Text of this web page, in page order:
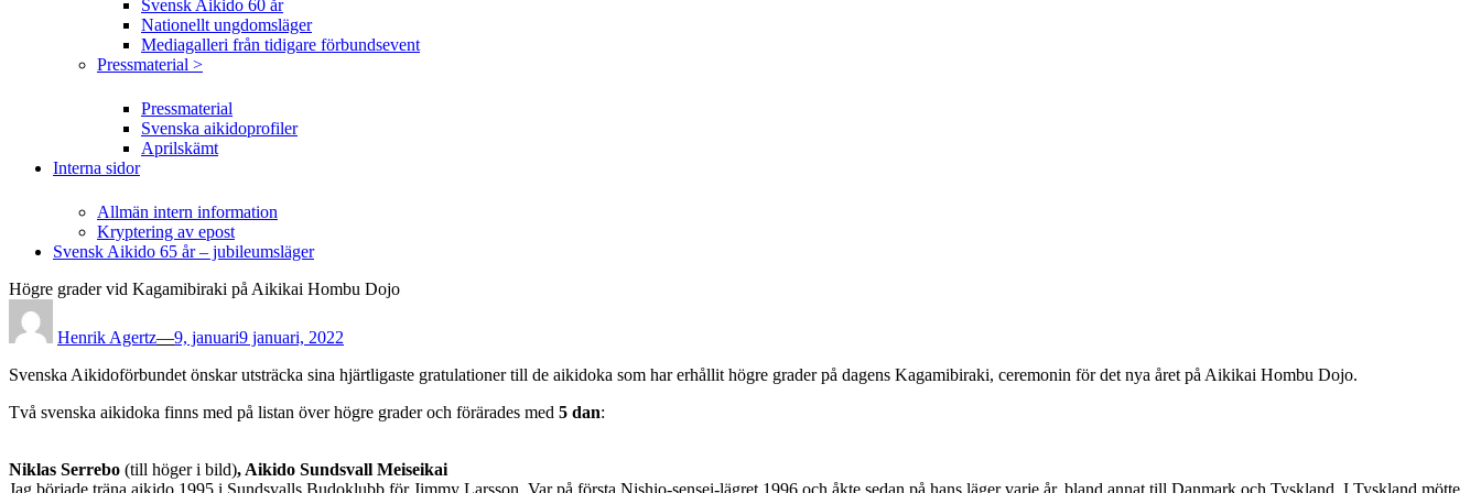
Svensk Aikido 60 år
Nationellt ungdomsläger
Mediagalleri från tidigare förbundsevent
Pressmaterial >
Pressmaterial
Svenska aikidoprofiler
Aprilskämt
Interna sidor
Allmän intern information
Kryptering av epost
Svensk Aikido 65 år – jubileumsläger
Högre grader vid Kagamibiraki på Aikikai Hombu Dojo
Henrik Agertz—
on
9, januari9 januari, 2022
Svenska Aikidoförbundet önskar utsträcka sina hjärtligaste gratulationer till de aikidoka som har erhållit högre grader på dagens Kagamibiraki, ceremonin för det nya året på Aikikai Hombu Dojo.
Två svenska aikidoka finns med på listan över högre grader och förärades med 5 dan:
Niklas Serrebo (till höger i bild), Aikido Sundsvall Meiseikai
Jag började träna aikido 1995 i Sundsvalls Budoklubb för Jimmy Larsson. Var på första Nishio-sensei-lägret 1996 och åkte sedan på hans läger varje år, bland annat till Danmark och Tyskland. I Tyskland mötte